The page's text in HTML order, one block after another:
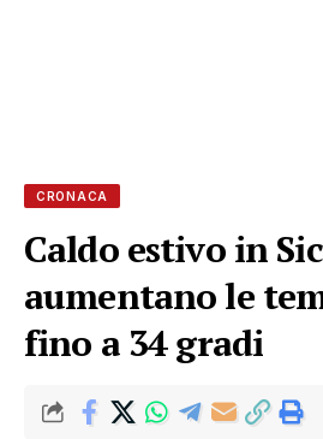
CRONACA
Caldo estivo in
aumentano le
fino a 34 gradi